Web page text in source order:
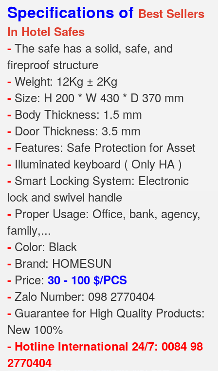
Specifications of Best Sellers
In Hotel Safes
- The safe has a solid, safe, and
fireproof structure
- Weight: 12Kg ± 2Kg
- Size: H 200 * W 430 * D 370 mm
- Body Thickness: 1.5 mm
- Door Thickness: 3.5 mm
- Features: Safe Protection for Asset
- Illuminated keyboard ( Only HA )
- Smart Locking System: Electronic
lock and swivel handle
- Proper Usage: Office, bank, agency,
family,...
- Color: Black
- Brand: HOMESUN
- Price: 30 - 100 $/PCS
- Zalo Number: 098 2770404
- Guarantee for High Quality Products:
New 100%
- Hotline International 24/7: 0084 98
2770404